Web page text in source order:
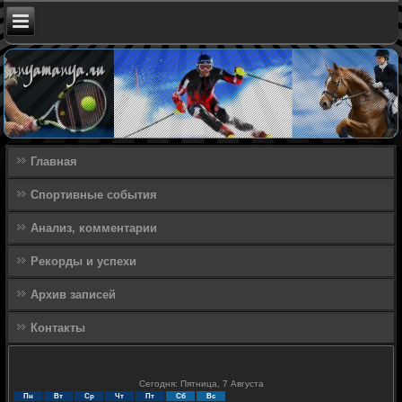
Главная
Спортивные события
Анализ, комментарии
Рекорды и успехи
Архив записей
Контакты
Сегодня: Пятница, 7 Августа
Пн Вт Ср Чт Пт Сб Вс